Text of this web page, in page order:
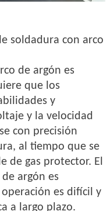
soldadura con arco
de argón es
que los
y
y la velocidad
con precisión
al tiempo que se
de gas protector. El
argón es
es difícil y
a largo plazo.